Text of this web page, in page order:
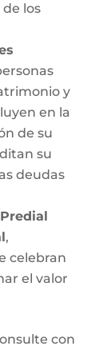
los
y
en la
de su
su
deudas
,
celebran
el valor
con